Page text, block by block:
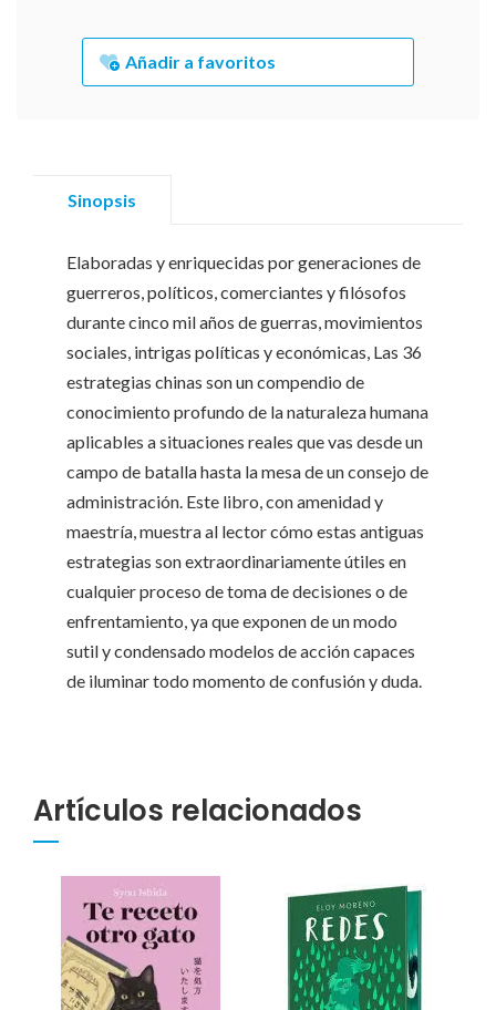
Añadir a favoritos
Sinopsis
Elaboradas y enriquecidas por generaciones de
guerreros, políticos, comerciantes y filósofos
durante cinco mil años de guerras, movimientos
sociales, intrigas políticas y económicas, Las 36
estrategias chinas son un compendio de
conocimiento profundo de la naturaleza humana
aplicables a situaciones reales que vas desde un
campo de batalla hasta la mesa de un consejo de
administración. Este libro, con amenidad y
maestría, muestra al lector cómo estas antiguas
estrategias son extraordinariamente útiles en
cualquier proceso de toma de decisiones o de
enfrentamiento, ya que exponen de un modo
sutil y condensado modelos de acción capaces
de iluminar todo momento de confusión y duda.
Artículos relacionados